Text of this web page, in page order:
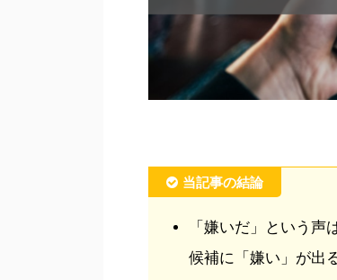
当記事の結論
「嫌いだ」という
候補に「嫌い」が出